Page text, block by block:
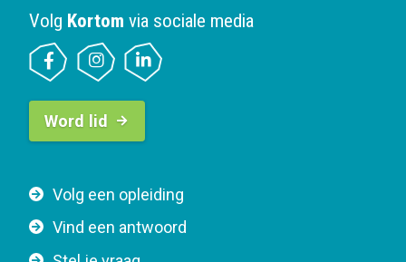
F
o
Volg een opleiding
Vind een antwoord
Volg Kortom via sociale media
B
t
o
n
Word lid